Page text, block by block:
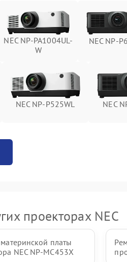
NEC NP-PA1004UL-
W
NEC NP-
NEC NP-P525WL NEC
проекторах NEC
платы
NEC NP-MC453X